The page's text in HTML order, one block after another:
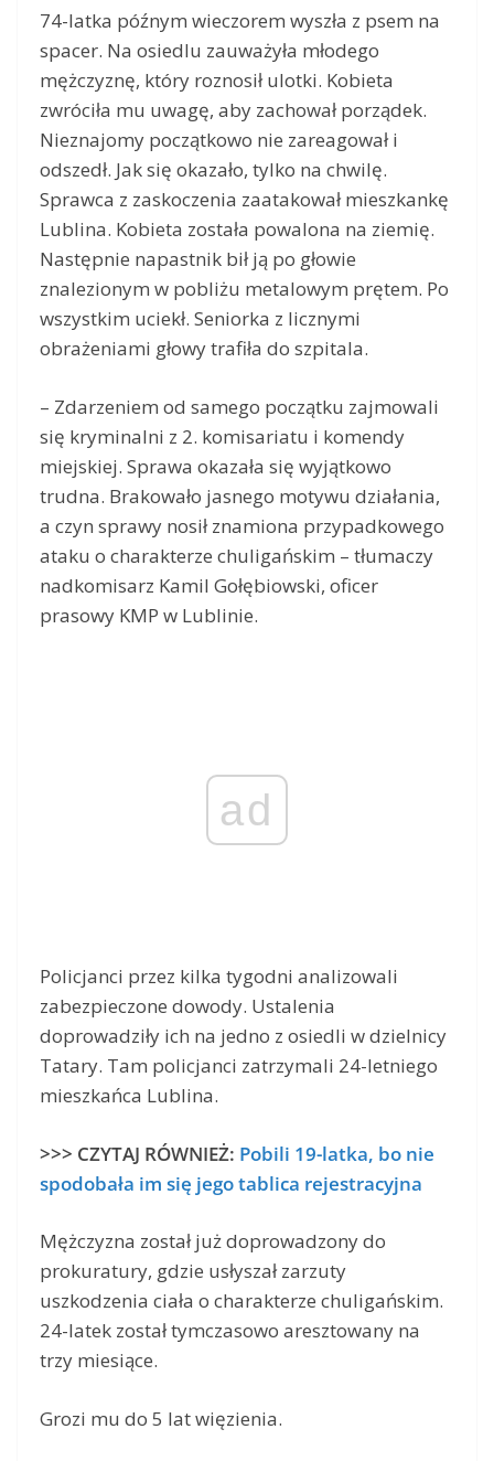
74-latka późnym wieczorem wyszła z psem na
spacer. Na osiedlu zauważyła młodego
mężczyznę, który roznosił ulotki. Kobieta
zwróciła mu uwagę, aby zachował porządek.
Nieznajomy początkowo nie zareagował i
odszedł. Jak się okazało, tylko na chwilę.
Sprawca z zaskoczenia zaatakował mieszkankę
Lublina. Kobieta została powalona na ziemię.
Następnie napastnik bił ją po głowie
znalezionym w pobliżu metalowym prętem. Po
wszystkim uciekł. Seniorka z licznymi
obrażeniami głowy trafiła do szpitala.
– Zdarzeniem od samego początku zajmowali
się kryminalni z 2. komisariatu i komendy
miejskiej. Sprawa okazała się wyjątkowo
trudna. Brakowało jasnego motywu działania,
a czyn sprawy nosił znamiona przypadkowego
ataku o charakterze chuligańskim – tłumaczy
nadkomisarz Kamil Gołębiowski, oficer
prasowy KMP w Lublinie.
ad
Policjanci przez kilka tygodni analizowali
zabezpieczone dowody. Ustalenia
doprowadziły ich na jedno z osiedli w dzielnicy
Tatary. Tam policjanci zatrzymali 24-letniego
mieszkańca Lublina.
>>> CZYTAJ RÓWNIEŻ: Pobili 19-latka, bo nie
spodobała im się jego tablica rejestracyjna
Mężczyzna został już doprowadzony do
prokuratury, gdzie usłyszał zarzuty
uszkodzenia ciała o charakterze chuligańskim.
24-latek został tymczasowo aresztowany na
trzy miesiące.
Grozi mu do 5 lat więzienia.